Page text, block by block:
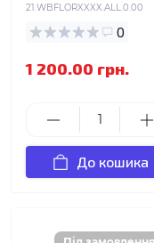
21.WBFLORXXXX.ALL.0.00
0
1 200.00 грн.
До кошика